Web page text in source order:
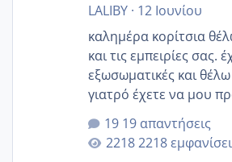
LALIBY· 12 Ιουνίου
καλημέρα κορίτσια
και τις εμπειρίες σας.
εξωσωματικές και
γιατρό έχετε να μου
που μείνατε
επιιτυχία? έκανα στο
ζερβομανωλάκη (δεν
19 απαντήσεις
2218